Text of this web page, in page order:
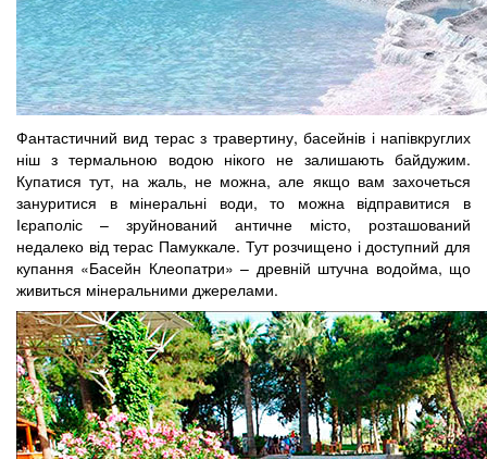
Фантастичний вид терас з травертину, басейнів і напівкруглих
ніш з термальною водою нікого не залишають байдужим.
Купатися тут, на жаль, не можна, але якщо вам захочеться
зануритися в мінеральні води, то можна відправитися в
Ієраполіс – зруйнований античне місто, розташований
недалеко від терас Памуккале. Тут розчищено і доступний для
купання «Басейн Клеопатри» – древній штучна водойма, що
живиться мінеральними джерелами.